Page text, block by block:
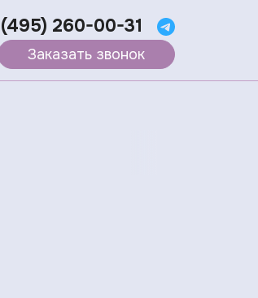
260-00-31
Заказать звонок